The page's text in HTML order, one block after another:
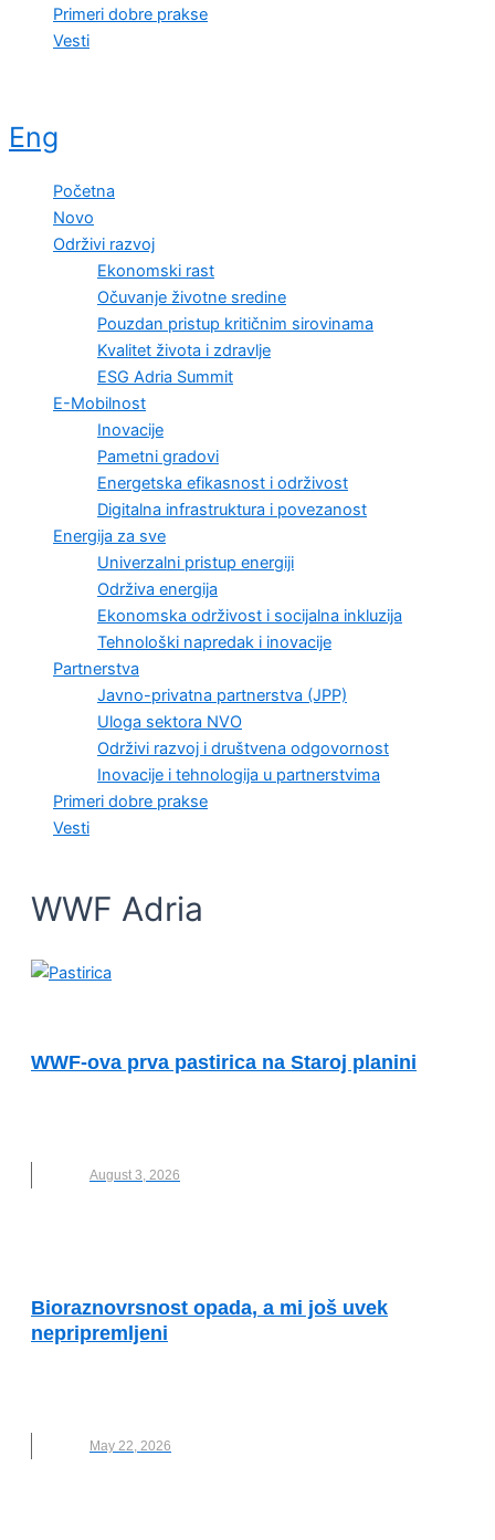
Primeri dobre prakse
Vesti
Eng
Početna
Novo
Održivi razvoj
Ekonomski rast
Očuvanje životne sredine
Pouzdan pristup kritičnim sirovinama
Kvalitet života i zdravlje
ESG Adria Summit
E-Mobilnost
Inovacije
Pametni gradovi
Energetska efikasnost i održivost
Digitalna infrastruktura i povezanost
Energija za sve
Univerzalni pristup energiji
Održiva energija
Ekonomska održivost i socijalna inkluzija
Tehnološki napredak i inovacije
Partnerstva
Javno-privatna partnerstva (JPP)
Uloga sektora NVO
Održivi razvoj i društvena odgovornost
Inovacije i tehnologija u partnerstvima
Primeri dobre prakse
Vesti
WWF Adria
WWF-ova prva pastirica na Staroj planini
August 3, 2026
Bioraznovrsnost opada, a mi još uvek
nepripremljeni
May 22, 2026